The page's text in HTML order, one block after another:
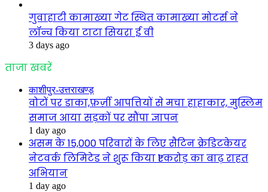
गुवाहाटी कामाख्या गेट स्थित कामाख्या मोटर्स ने
लॉन्च किया टाटा सियरा ई वी
3 days ago
ताजा खबरें
काशीपुर-उत्तराखण्ड़
वोटों पर डाका,फ़र्ज़ी आपत्तियों से मचा हाहाकार, मुस्लिम
समाज आया सड़कों पर सौंपा ज्ञापन
1 day ago
असम के 15,000 परिवारों के लिए सैटिन क्रेडिटकेयर
नेटवर्क लिमिटेड ने शुरू किया ₹1 करोड़ का बाढ़ राहत
अभियान
1 day ago